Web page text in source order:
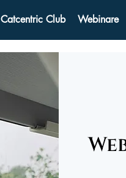
Catcentric Club Webinare